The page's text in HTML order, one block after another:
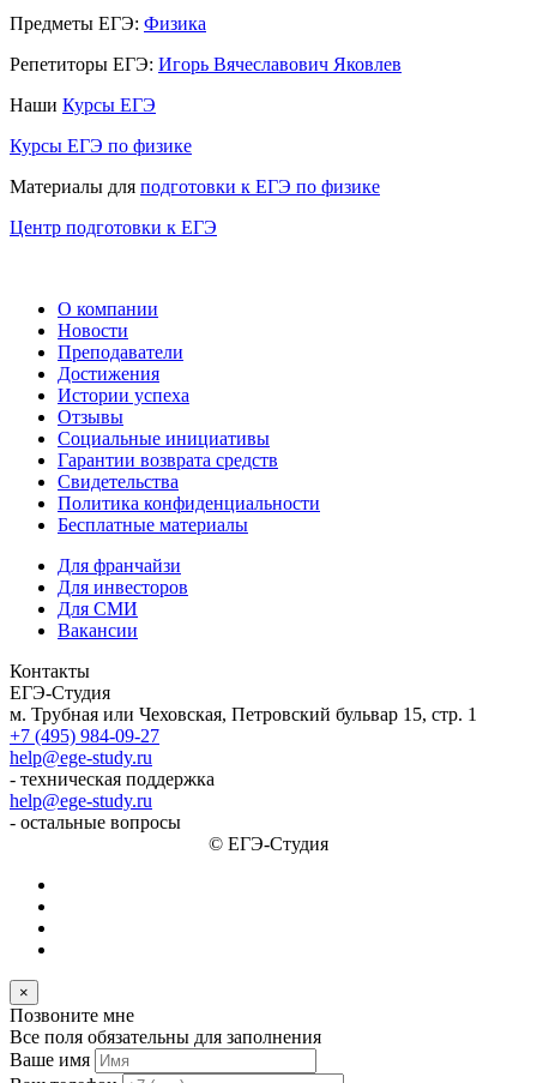
Предметы ЕГЭ: Физика
Репетиторы ЕГЭ: Игорь Вячеславович Яковлев
Наши Курсы ЕГЭ
Курсы ЕГЭ по физике
Материалы для подготовки к ЕГЭ по физике
Центр подготовки к ЕГЭ
О компании
Новости
Преподаватели
Достижения
Истории успеха
Отзывы
Социальные инициативы
Гарантии возврата средств
Свидетельства
Политика конфиденциальности
Бесплатные материалы
Для франчайзи
Для инвесторов
Для СМИ
Вакансии
Контакты
ЕГЭ-Студия
м. Трубная или Чеховская, Петровский бульвар 15, стр. 1
+7 (495) 984-09-27
help@ege-study.ru
- техническая поддержка
help@ege-study.ru
- остальные вопросы
© ЕГЭ-Студия
×
Позвоните мне
Все поля обязательны для заполнения
Ваше имя